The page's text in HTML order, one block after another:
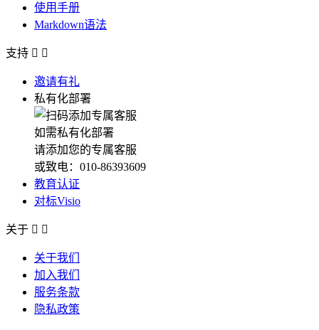
使用手册
Markdown语法
支持  
邀请有礼
私有化部署
如需私有化部署
请添加您的专属客服
或致电：010-86393609
教育认证
对标Visio
关于  
关于我们
加入我们
服务条款
隐私政策